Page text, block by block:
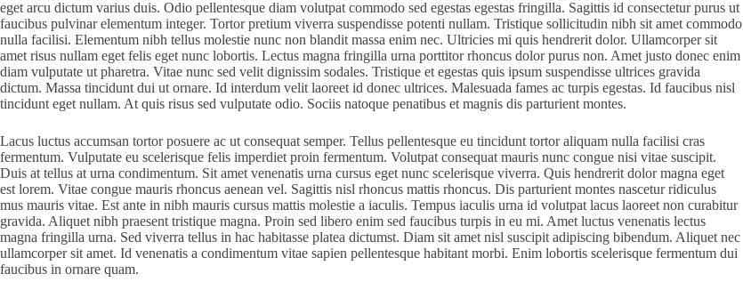
eget arcu dictum varius duis. Odio pellentesque diam volutpat commodo sed egestas egestas fringilla. Sagittis id consectetur purus ut
faucibus pulvinar elementum integer. Tortor pretium viverra suspendisse potenti nullam. Tristique sollicitudin nibh sit amet commodo
nulla facilisi. Elementum nibh tellus molestie nunc non blandit massa enim nec. Ultricies mi quis hendrerit dolor. Ullamcorper sit
amet risus nullam eget felis eget nunc lobortis. Lectus magna fringilla urna porttitor rhoncus dolor purus non. Amet justo donec enim
diam vulputate ut pharetra. Vitae nunc sed velit dignissim sodales. Tristique et egestas quis ipsum suspendisse ultrices gravida
dictum. Massa tincidunt dui ut ornare. Id interdum velit laoreet id donec ultrices. Malesuada fames ac turpis egestas. Id faucibus nisl
tincidunt eget nullam. At quis risus sed vulputate odio. Sociis natoque penatibus et magnis dis parturient montes.
Lacus luctus accumsan tortor posuere ac ut consequat semper. Tellus pellentesque eu tincidunt tortor aliquam nulla facilisi cras
fermentum. Vulputate eu scelerisque felis imperdiet proin fermentum. Volutpat consequat mauris nunc congue nisi vitae suscipit.
Duis at tellus at urna condimentum. Sit amet venenatis urna cursus eget nunc scelerisque viverra. Quis hendrerit dolor magna eget
est lorem. Vitae congue mauris rhoncus aenean vel. Sagittis nisl rhoncus mattis rhoncus. Dis parturient montes nascetur ridiculus
mus mauris vitae. Est ante in nibh mauris cursus mattis molestie a iaculis. Tempus iaculis urna id volutpat lacus laoreet non curabitur
gravida. Aliquet nibh praesent tristique magna. Proin sed libero enim sed faucibus turpis in eu mi. Amet luctus venenatis lectus
magna fringilla urna. Sed viverra tellus in hac habitasse platea dictumst. Diam sit amet nisl suscipit adipiscing bibendum. Aliquet nec
ullamcorper sit amet. Id venenatis a condimentum vitae sapien pellentesque habitant morbi. Enim lobortis scelerisque fermentum dui
faucibus in ornare quam.